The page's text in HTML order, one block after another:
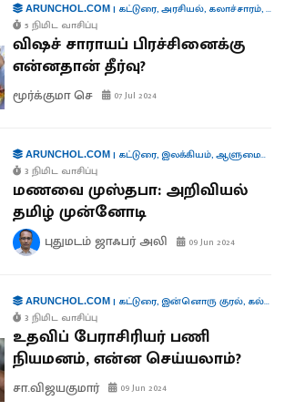
ARUNCHOL.COM| கட்டுரை,அரசியல், கலாச்சாரம்,
5 நிமிட வாசிப்பு
விஷச் சாராயப் பிரச்சினைக்கு
என்னதான் தீர்வு?
மூர்க்குமா செ 07 Jul 2024
ARUNCHOL.COM| கட்டுரை, இலக்கியம்,ஆளுமைகள்
3 நிமிட வாசிப்பு
மணவை முஸ்தபா: அறிவியல்
தமிழ் முன்னோடி
புதுமடம் ஜாஃபர் அலி 09 Jun 2024
ARUNCHOL.COM| கட்டுரை, இன்னொரு குரல், கல்வி
3 நிமிட வாசிப்பு
உதவிப் பேராசிரியர் பணி
நியமனம், என்ன செய்யலாம்?
சா.விஜயகுமார் 09 Jun 2024